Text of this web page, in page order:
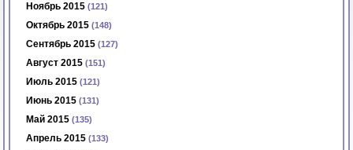
Ноябрь 2015 (121)
Октябрь 2015 (148)
Сентябрь 2015 (127)
Август 2015 (151)
Июль 2015 (121)
Июнь 2015 (131)
Май 2015 (135)
Апрель 2015 (133)